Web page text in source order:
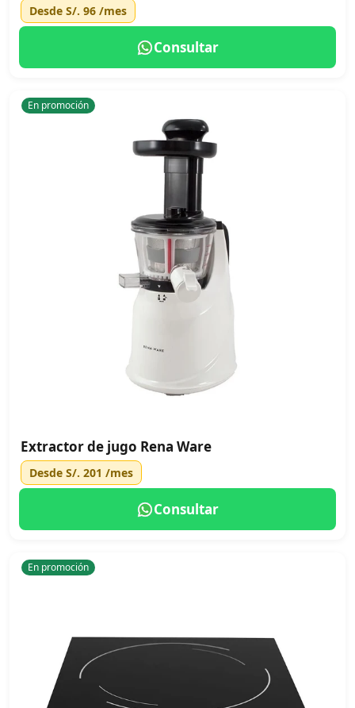
Desde S/. 96 /mes
Consultar
En promoción
Extractor de jugo Rena Ware
Desde S/. 201 /mes
Consultar
En promoción